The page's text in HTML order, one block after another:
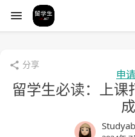
分享
申
留学生必读：上课